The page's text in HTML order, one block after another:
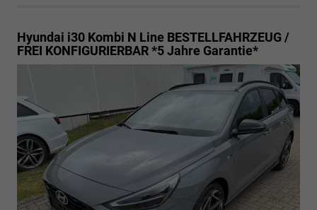
Hyundai i30 Kombi N Line BESTELLFAHRZEUG /
FREI KONFIGURIERBAR *5 Jahre Garantie*